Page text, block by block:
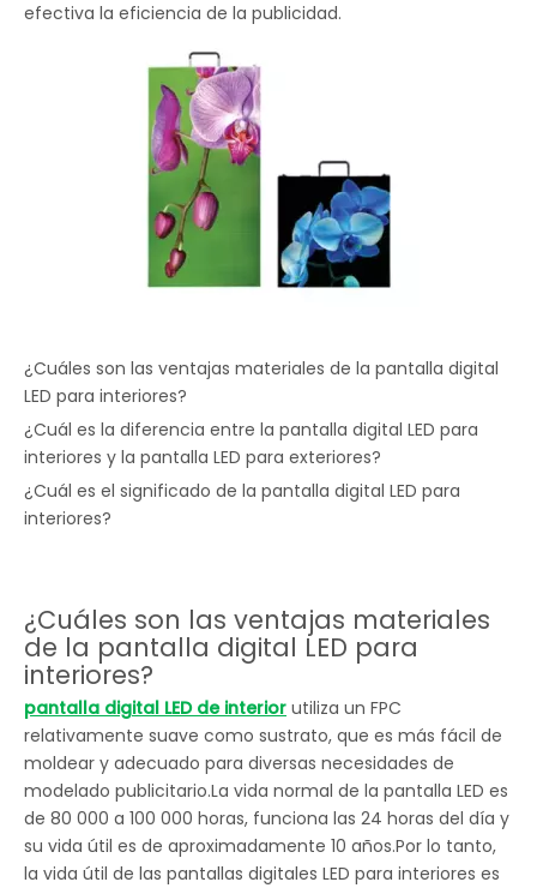
efectiva la eficiencia de la publicidad.
¿Cuáles son las ventajas materiales de la pantalla digital
LED para interiores?
¿Cuál es la diferencia entre la pantalla digital LED para
interiores y la pantalla LED para exteriores?
¿Cuál es el significado de la pantalla digital LED para
interiores?
¿Cuáles son las ventajas materiales
de la pantalla digital LED para
interiores?
pantalla digital LED de interior utiliza un FPC
relativamente suave como sustrato, que es más fácil de
moldear y adecuado para diversas necesidades de
modelado publicitario.La vida normal de la pantalla LED es
de 80 000 a 100 000 horas, funciona las 24 horas del día y
su vida útil es de aproximadamente 10 años.Por lo tanto,
la vida útil de las pantallas digitales LED para interiores es